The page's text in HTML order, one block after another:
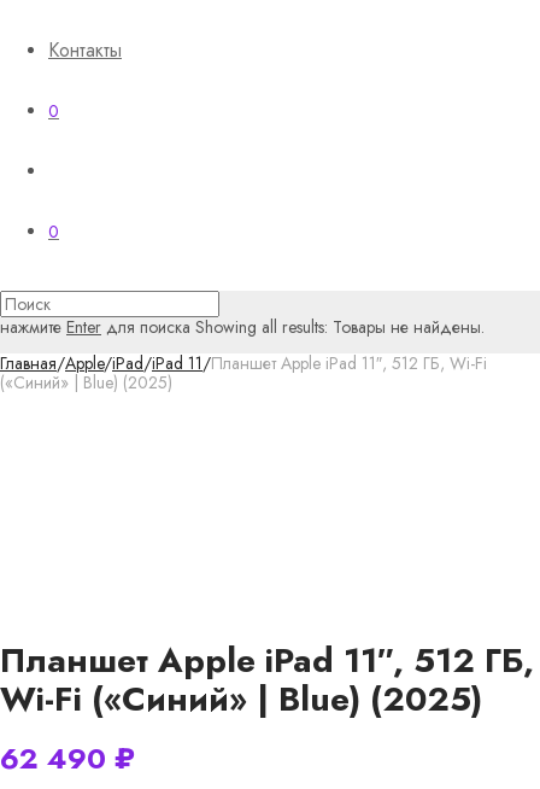
Контакты
0
0
нажмите Enter для поиска Showing all results: Товары не найдены.
Главная/Apple/iPad/iPad 11/Планшет Apple iPad 11″, 512 ГБ, Wi-Fi
(«Синий» | Blue) (2025)
Планшет Apple iPad 11″, 512 ГБ,
Wi-Fi («Синий» | Blue) (2025)
62 490 ₽